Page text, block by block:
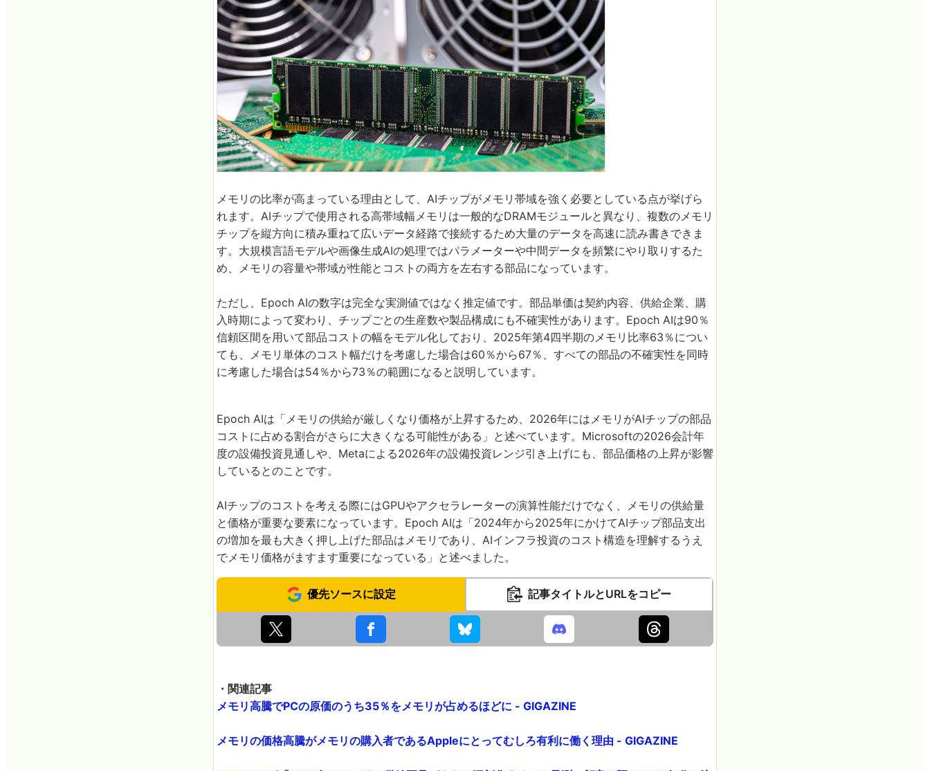
メモリの比率が高まっている理由として、AIチップがメモリ帯域を強く必要としている点が挙げら
れます。AIチップで使用される高帯域幅メモリは一般的なDRAMモジュールと異なり、複数のメモリ
チップを縦方向に積み重ねて広いデータ経路で接続するため大量のデータを高速に読み書きできま
す。大規模言語モデルや画像生成AIの処理ではパラメーターや中間データを頻繁にやり取りするた
め、メモリの容量や帯域が性能とコストの両方を左右する部品になっています。
ただし、Epoch AIの数字は完全な実測値ではなく推定値です。部品単価は契約内容、供給企業、購
入時期によって変わり、チップごとの生産数や製品構成にも不確実性があります。Epoch AIは90％
信頼区間を用いて部品コストの幅をモデル化しており、2025年第4四半期のメモリ比率63％につい
ても、メモリ単体のコスト幅だけを考慮した場合は60％から67％、すべての部品の不確実性を同時
に考慮した場合は54％から73％の範囲になると説明しています。
Epoch AIは「メモリの供給が厳しくなり価格が上昇するため、2026年にはメモリがAIチップの部品
コストに占める割合がさらに大きくなる可能性がある」と述べています。Microsoftの2026会計年
度の設備投資見通しや、Metaによる2026年の設備投資レンジ引き上げにも、部品価格の上昇が影響
しているとのことです。
AIチップのコストを考える際にはGPUやアクセラレーターの演算性能だけでなく、メモリの供給量
と価格が重要な要素になっています。Epoch AIは「2024年から2025年にかけてAIチップ部品支出
の増加を最も大きく押し上げた部品はメモリであり、AIインフラ投資のコスト構造を理解するうえ
でメモリ価格がますます重要になっている」と述べました。
優先ソースに設定 記事タイトルとURLをコピー
・関連記事
メモリ高騰でPCの原価のうち35％をメモリが占めるほどに - GIGAZINE
メモリの価格高騰がメモリの購入者であるAppleにとってむしろ有利に働く理由 - GIGAZINE